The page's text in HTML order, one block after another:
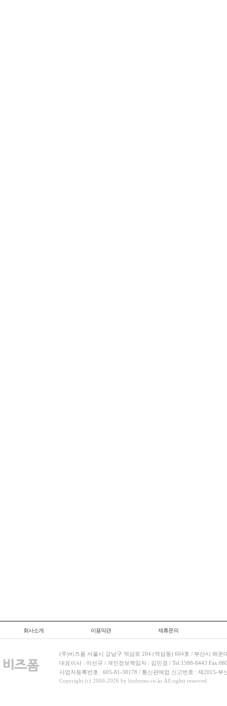
회사소개 이용약관 제휴문의
(주)비즈폼 서울시 강남구 역삼로 204 (역삼동) 604호 / 부산시 해운
대표이사 : 이선규 / 개인정보책임자 : 김민경 / Tel.1588-8443
사업자등록번호 : 605-81-38178 / 통신판매업 신고번호 : 제2015-부
Copyright (c) 2000-2026 by bizforms.co.kr All rights reserved.